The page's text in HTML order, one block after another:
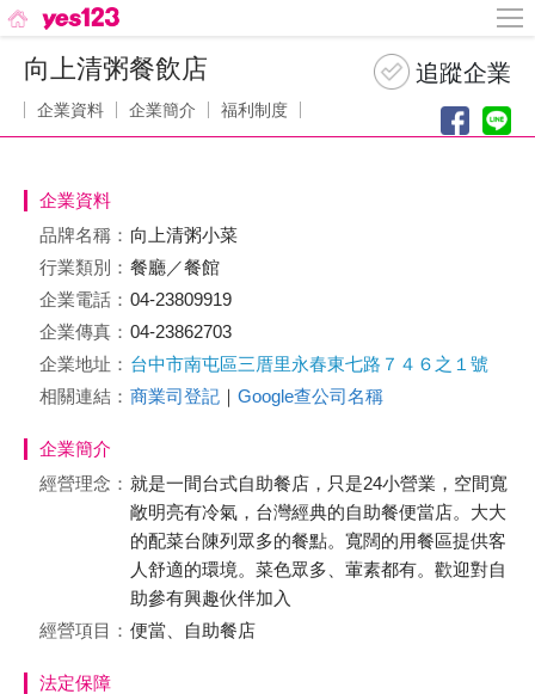
向上清粥餐飲店
企業資料 企業簡介 福利制度
企業資料
品牌名稱： 向上清粥小菜
行業類別： 餐廳／餐館
企業電話： 04-23809919
企業傳真： 04-23862703
企業地址： 台中市南屯區三厝里永春東七路７４６之１號
相關連結： 商業司登記 ｜ Google查公司名稱
企業簡介
經營理念： 就是一間台式自助餐店，只是24小營業，空間寬
敞明亮有冷氣，台灣經典的自助餐便當店。大大
的配菜台陳列眾多的餐點。寬闊的用餐區提供客
人舒適的環境。菜色眾多、葷素都有。歡迎對自
助參有興趣伙伴加入
經營項目： 便當、自助餐店
法定保障